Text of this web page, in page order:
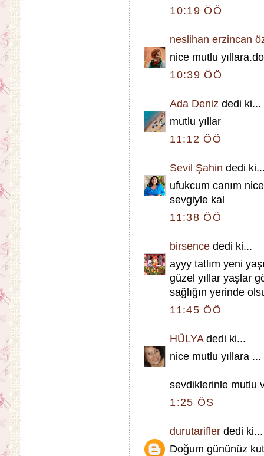
10:19 ÖÖ
neslihan erzincan
nice mutlu
10:39 ÖÖ
Ada Deniz dedi ki...
mutlu yıllar
11:12 ÖÖ
Sevil Şahin dedi
ufukcum canım
sevgiyle kal
11:38 ÖÖ
birsence dedi ki...
ayyy tatlım yeni
güzel yıllar yaşlar
sağlığın yerinde
11:45 ÖÖ
HÜLYAdedi ki...
nice mutlu yıllara
sevdiklerinle mutlu
1:25 ÖS
durutarifler dedi ki...
Doğum gününüz